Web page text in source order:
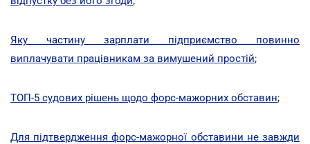
Яку частину зарплати підприємство повинно
виплачувати працівникам за вимушений простій;
ТОП-5 судових рішень щодо форс-мажорних обставин;
Для підтвердження форс-мажорної обставини не завжди